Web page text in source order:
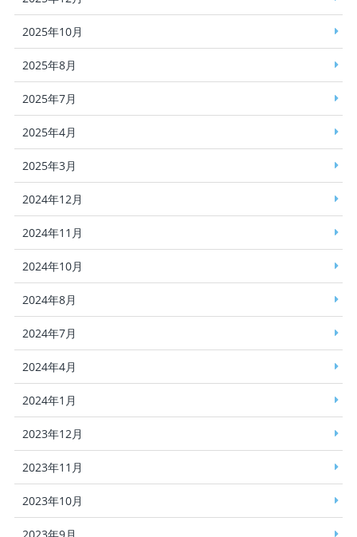
2025年10月
2025年8月
2025年7月
2025年4月
2025年3月
2024年12月
2024年11月
2024年10月
2024年8月
2024年7月
2024年4月
2024年1月
2023年12月
2023年11月
2023年10月